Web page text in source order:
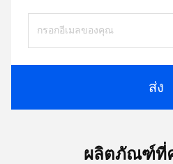
ส่ง
ผลิตภัณฑ์ที่